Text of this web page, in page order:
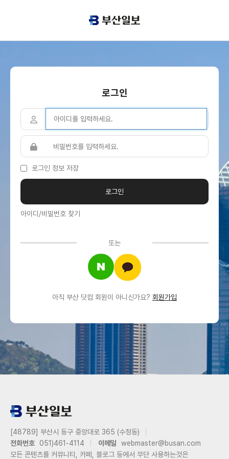
로그인
로그인 정보 저장
아이디/비밀번호 찾기
또는
아직 부산 닷컴 회원이 아니신가요? 회원가입
[48789] 부산시 동구 중앙대로 365 (수정동)
전화번호
051)461-4114 이메일
webmaster@busan.com
모든 콘텐츠를 커뮤니티, 카페, 블로그 등에서 무단 사용하는것은